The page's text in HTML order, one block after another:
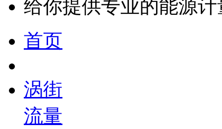
给你提供专业的能源
首页
涡街
流量